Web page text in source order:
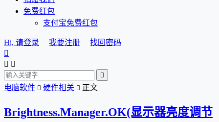
免费红包
支付宝免费红包
Hi, 请登录 我要注册
找回密码

 

电脑软件  硬件相关  正文
Brightness.Manager.OK(显示器亮度调节